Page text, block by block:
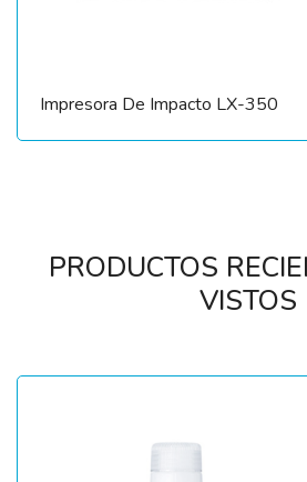
Impresora De Impacto LX-350
PRODUCTOS
VISTOS